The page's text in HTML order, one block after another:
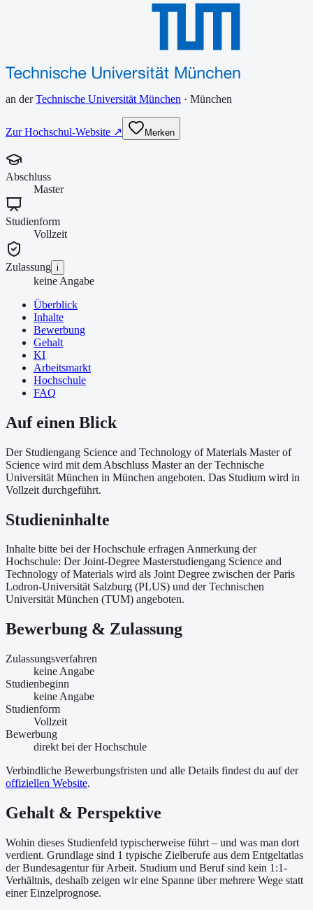
an derTechnische Universität München · München
Zur Hochschul-Website ↗ Merken
Abschluss
Master
Studienform
Vollzeit
Zulassung i
keine Angabe
Überblick
Inhalte
Bewerbung
Gehalt
KI
Arbeitsmarkt
Hochschule
FAQ
Auf einen Blick
Der Studiengang Science and Technology of Materials Master of
Science wird mit dem Abschluss Master an der Technische
Universität München in München angeboten. Das Studium wird in
Vollzeit durchgeführt.
Studieninhalte
Inhalte bitte bei der Hochschule erfragen Anmerkung der
Hochschule: Der Joint-Degree Masterstudiengang Science and
Technology of Materials wird als Joint Degree zwischen der Paris
Lodron-Universität Salzburg (PLUS) und der Technischen
Universität München (TUM) angeboten.
Bewerbung & Zulassung
Zulassungsverfahren
keine Angabe
Studienbeginn
keine Angabe
Studienform
Vollzeit
Bewerbung
direkt bei der Hochschule
Verbindliche Bewerbungsfristen und alle Details findest du auf der
offiziellen Website.
Gehalt & Perspektive
Wohin dieses Studienfeld typischerweise führt – und was man dort
verdient. Grundlage sind 1 typische Zielberufe aus dem Entgeltatlas
der Bundesagentur für Arbeit. Studium und Beruf sind kein 1:1-
Verhältnis, deshalb zeigen wir eine Spanne über mehrere Wege statt
einer Einzelprognose.